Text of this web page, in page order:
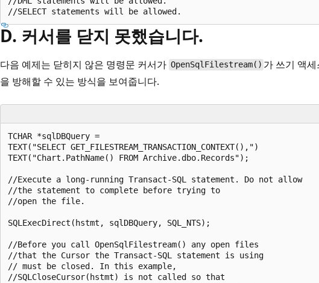
D. 커서를 닫지 못했습니다.
다음 예제는 닫히지 않은 명령문 커서가 OpenSqlFilestream() 가 쓰기 액
을 방해할 수 있는 방식을 보여줍니다.
TCHAR *sqlDBQuery =
TEXT("SELECT GET_FILESTREAM_TRANSACTION_CONTEXT(),")
TEXT("Chart.PathName() FROM Archive.dbo.Records");
//Execute a long-running Transact-SQL statement. Do not allow
//the statement to complete before trying to
//open the file.
SQLExecDirect(hstmt, sqlDBQuery, SQL_NTS);
//Before you call OpenSqlFilestream() any open files
//that the Cursor the Transact-SQL statement is using
// must be closed. In this example,
//SQLCloseCursor(hstmt) is not called so that